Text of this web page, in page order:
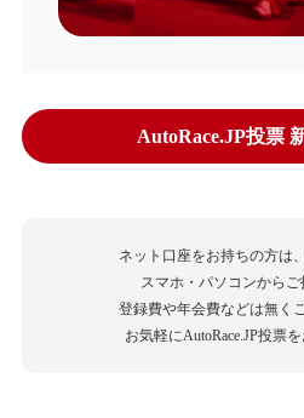
AutoRace.JP投票
ネット口座をお持ちの方は
スマホ・パソコンからご
登録費や年会費などは無く
お気軽にAutoRace.JP投票